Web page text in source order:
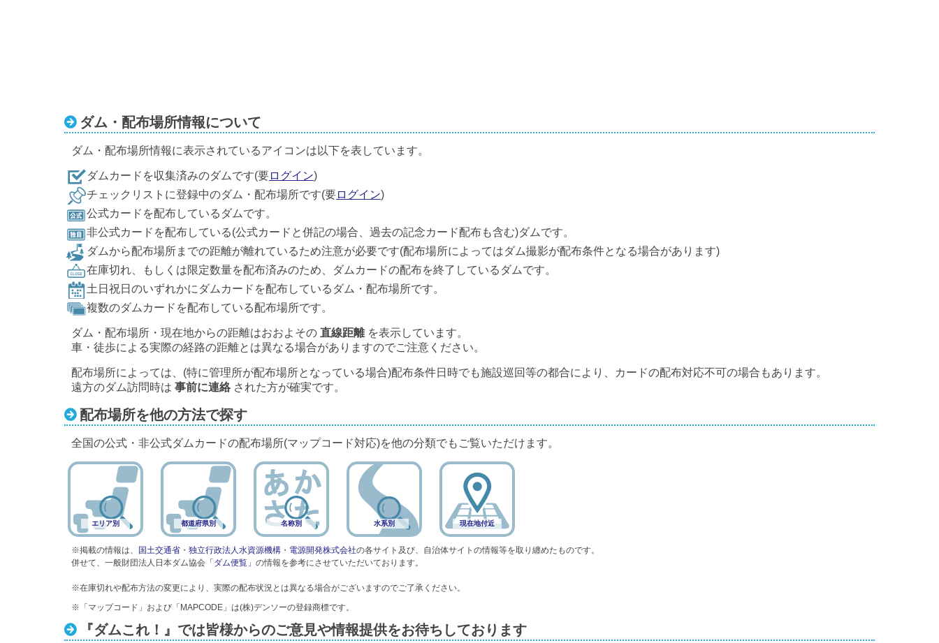
ダム・配布場所情報について
ダム・配布場所情報に表示されているアイコンは以下を表しています。
ダムカードを収集済みのダムです(要ログイン)
チェックリストに登録中のダム・配布場所です(要ログイン)
公式カードを配布しているダムです。
非公式カードを配布している(公式カードと併記の場合、過去の記念カード配布も含む)ダムです。
ダムから配布場所までの距離が離れているため注意が必要です(配布場所によってはダム撮影が配布条件となる場合があります)
在庫切れ、もしくは限定数量を配布済みのため、ダムカードの配布を終了しているダムです。
土日祝日のいずれかにダムカードを配布しているダム・配布場所です。
複数のダムカードを配布している配布場所です。
ダム・配布場所・現在地からの距離はおおよその 直線距離を表示しています。
車・徒歩による実際の経路の距離とは異なる場合がありますのでご注意ください。
配布場所によっては、(特に管理所が配布場所となっている場合)配布条件日時でも施設巡回等の都合により、カードの配布対応不可の場合もあります。
遠方のダム訪問時は 事前に連絡 された方が確実です。
配布場所を他の方法で探す
全国の公式・非公式ダムカードの配布場所(マップコード対応)を他の分類でもご覧いただけます。
エリア別 都道府県別 名称別 水系別 現在地付近
※掲載の情報は、 国土交通省 ・ 独立行政法人水資源機構 ・ 電源開発株式会社の各サイト及び、自治体サイトの情報等を取り纏めたものです。
併せて、一般財団法人日本ダム協会 「ダム便覧」 の情報を参考にさせていただいております。
※在庫切れや配布方法の変更により、実際の配布状況とは異なる場合がございますのでご了承ください。
※「マップコード」および「MAPCODE」は(株)デンソーの登録商標です。
『ダムこれ！』では皆様からのご意見や情報提供をお待ちしております